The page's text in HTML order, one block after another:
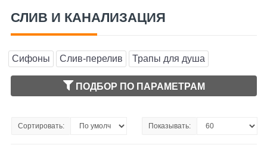
СЛИВ И КАНАЛИЗАЦИЯ
Сифоны Слив-перелив Трапы для душа
ПОДБОР ПО ПАРАМЕТРАМ
Сортировать: Показывать: